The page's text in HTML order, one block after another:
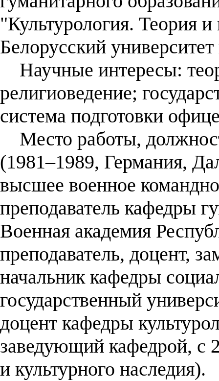
"Культурология. Теория
Белорусский
Научные интересы:
религиоведение;
система подготовки
Место работы,
(1981–1989, Германия,
высшее военное
преподаватель кафедры
Военная академия
преподаватель, доцент,
начальник кафедры
государственный
доцент кафедры
заведующий кафедрой, с
и культурного наследия).